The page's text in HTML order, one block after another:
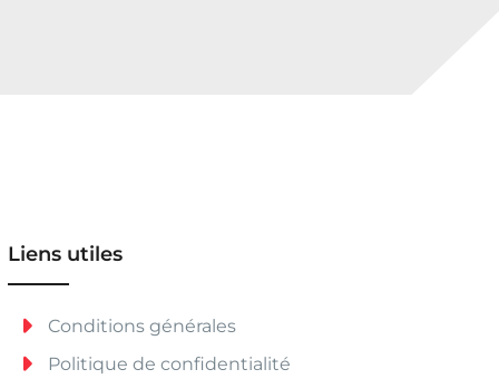
Liens utiles
Conditions générales
Politique de confidentialité